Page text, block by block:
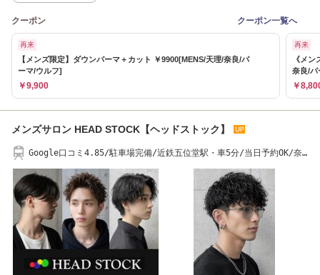
クーポン クーポン一覧へ
再来
【メンズ限定】ダウンパーマ＋カット ￥9900[MENS/天理/奈良/パ
ーマ/ウルフ]
￥9,900
再来
《メ
奈良/パ
￥
メンズサロン HEAD STOCK【ヘッドストック】
Google口コミ4.85/駐車場完備/近鉄五位堂駅・車5分/当日予約OK/奈